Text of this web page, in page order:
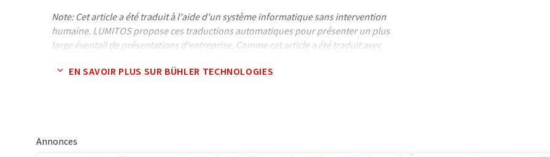
Note: Cet article a été traduit à l'aide d'un système informatique sans intervention
humaine. LUMITOS propose ces traductions automatiques pour présenter un plus
large éventail de présentations d'entreprise. Comme cet article a été traduit avec
syntaxe ou de grammaire. L'article original dans Anglais peut être trouvé
EN SAVOIR PLUS SUR BÜHLER TECHNOLOGIES
Annonces